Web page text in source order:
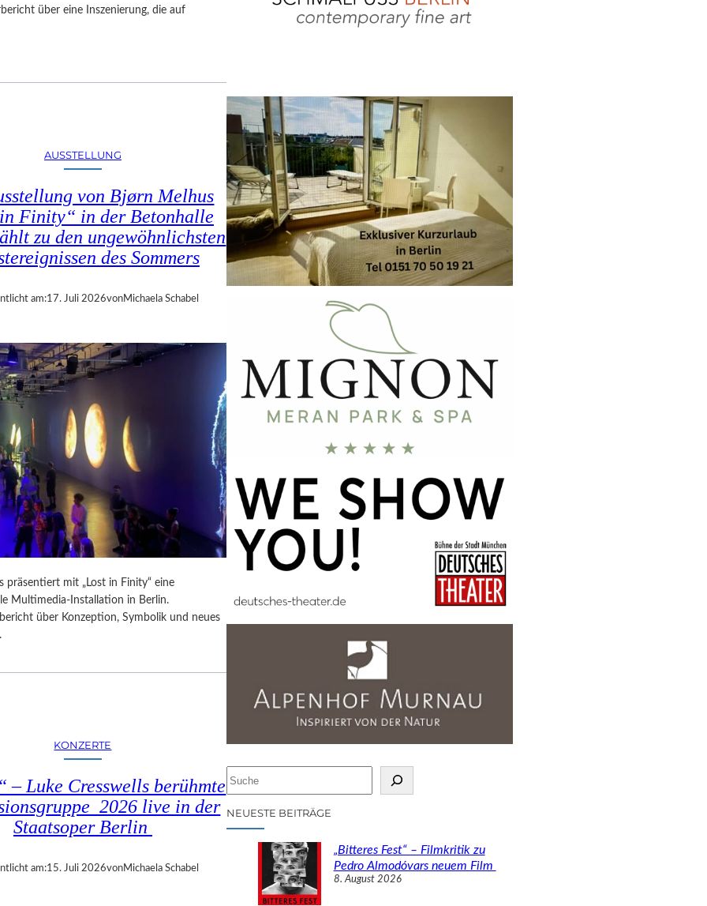
über eine Inszenierung, die auf
AUSSTELLUNG
von Bjørn Melhus
Finity“ in der Betonhalle
zu den ungewöhnlichsten
des Sommers
am:17. Juli 2026vonMichaela Schabel
präsentiert mit „Lost in Finity“ eine
Multimedia-Installation in Berlin.
über Konzeption, Symbolik und neues
KONZERTE
– Luke Cresswells berühmte
2026 live in der
Staatsoper Berlin
am:15. Juli 2026vonMichaela Schabel
S
u
c
h
NEUESTE BEITRÄGE
„Bitteres Fest“ – Filmkritik zu
Pedro Almodóvars neuem Film
8. August 2026